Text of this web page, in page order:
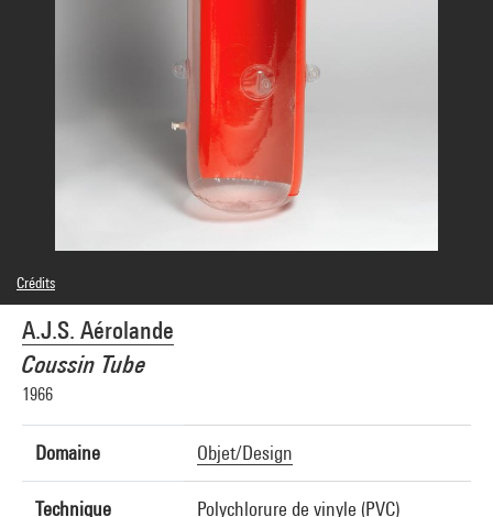
A.J.S. Aérolande
Coussin Tube
1966
Domaine Objet/Design
Technique Polychlorure de vinyle (PVC)
Crédits
© Aérolande
Crédit photographique : G. Meguerditchian et Ph. Migeat - Centre Pompidou,
MNAM-CCI
Réf. image : 4N40903